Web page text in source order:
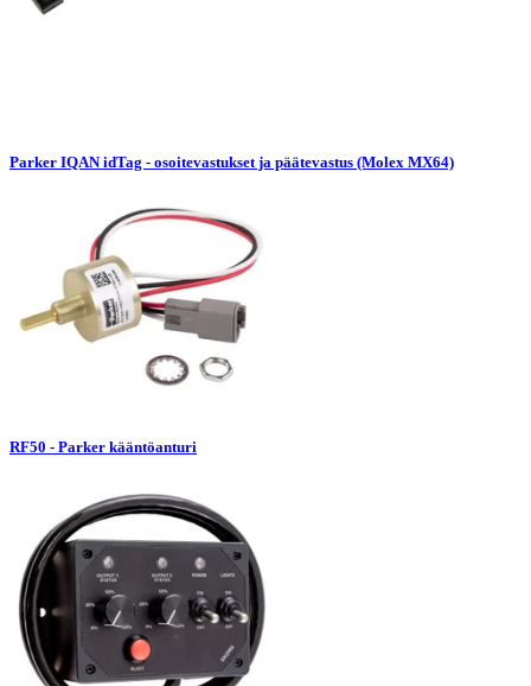
Parker IQAN idTag - osoitevastukset ja päätevastus (Molex MX64)
RF50 - Parker kääntöanturi